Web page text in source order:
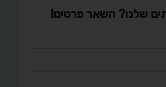
שלנו? השאר פרטים!